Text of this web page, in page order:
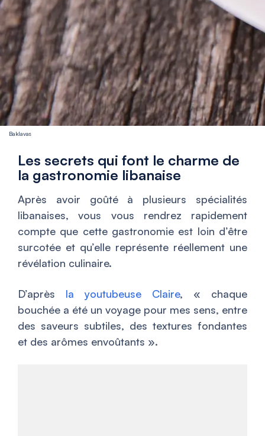
Baklavas
Les secrets qui font le charme de
la gastronomie libanaise
Après avoir goûté à plusieurs spécialités
libanaises, vous vous rendrez rapidement
compte que cette gastronomie est loin d’être
surcotée et qu’elle représente réellement une
révélation culinaire.
D’après la youtubeuse Claire, « chaque
bouchée a été un voyage pour mes sens, entre
des saveurs subtiles, des textures fondantes
et des arômes envoûtants ».